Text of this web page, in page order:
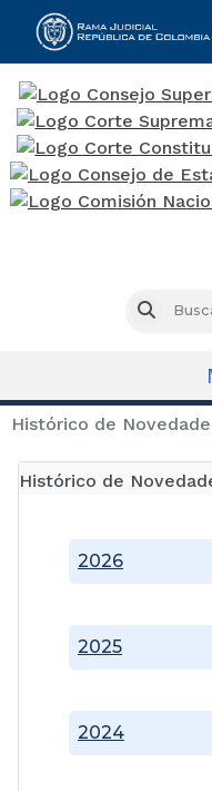
Buscar
Histórico de
Histórico de
2024
2025
2026